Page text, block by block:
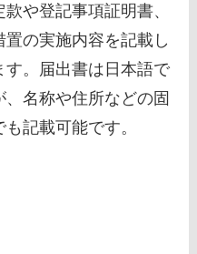
や登記事項証明書、
の実施内容を記載し
す。届出書は日本語で
名称や住所などの固
記載可能です。